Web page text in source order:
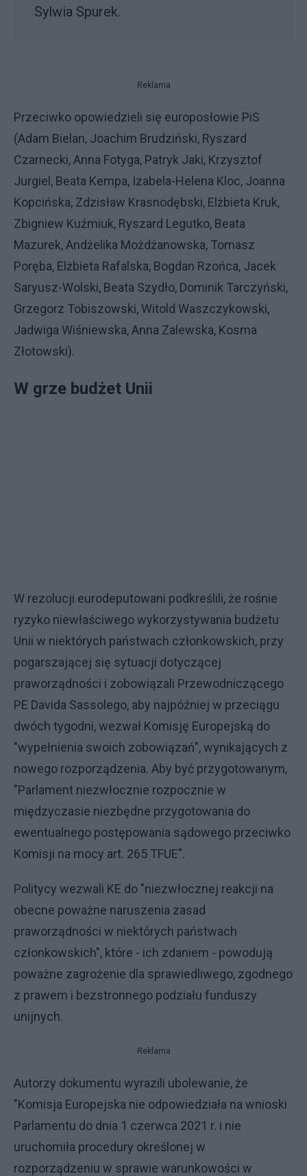
Sylwia Spurek.
Reklama
Przeciwko opowiedzieli się europosłowie PiS
(Adam Bielan, Joachim Brudziński, Ryszard
Czarnecki, Anna Fotyga, Patryk Jaki, Krzysztof
Jurgiel, Beata Kempa, Izabela-Helena Kloc, Joanna
Kopcińska, Zdzisław Krasnodębski, Elżbieta Kruk,
Zbigniew Kuźmiuk, Ryszard Legutko, Beata
Mazurek, Andżelika Możdżanowska, Tomasz
Poręba, Elżbieta Rafalska, Bogdan Rzońca, Jacek
Saryusz-Wolski, Beata Szydło, Dominik Tarczyński,
Grzegorz Tobiszowski, Witold Waszczykowski,
Jadwiga Wiśniewska, Anna Zalewska, Kosma
Złotowski).
W grze budżet Unii
W rezolucji eurodeputowani podkreślili, że rośnie
ryzyko niewłaściwego wykorzystywania budżetu
Unii w niektórych państwach członkowskich, przy
pogarszającej się sytuacji dotyczącej
praworządności i zobowiązali Przewodniczącego
PE Davida Sassolego, aby najpóźniej w przeciągu
dwóch tygodni, wezwał Komisję Europejską do
"wypełnienia swoich zobowiązań", wynikających z
nowego rozporządzenia. Aby być przygotowanym,
"Parlament niezwłocznie rozpocznie w
międzyczasie niezbędne przygotowania do
ewentualnego postępowania sądowego przeciwko
Komisji na mocy art. 265 TFUE".
Politycy wezwali KE do "niezwłocznej reakcji na
obecne poważne naruszenia zasad
praworządności w niektórych państwach
członkowskich", które - ich zdaniem - powodują
poważne zagrożenie dla sprawiedliwego, zgodnego
z prawem i bezstronnego podziału funduszy
unijnych.
Reklama
Autorzy dokumentu wyrazili ubolewanie, że
"Komisja Europejska nie odpowiedziała na wnioski
Parlamentu do dnia 1 czerwca 2021 r. i nie
uruchomiła procedury określonej w
rozporządzeniu w sprawie warunkowości w